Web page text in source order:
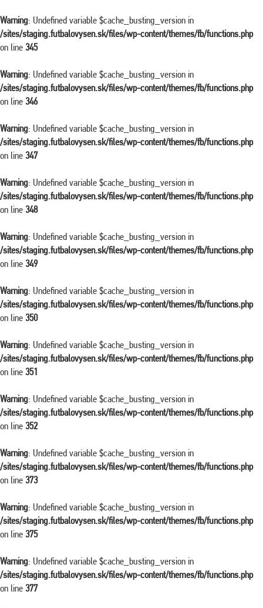
Warning: Undefined variable $cache_busting_version in
/sites/staging.futbalovysen.sk/files/wp-content/themes/fb/functions.php
on line 345
Warning: Undefined variable $cache_busting_version in
/sites/staging.futbalovysen.sk/files/wp-content/themes/fb/functions.php
on line 346
Warning: Undefined variable $cache_busting_version in
/sites/staging.futbalovysen.sk/files/wp-content/themes/fb/functions.php
on line 347
Warning: Undefined variable $cache_busting_version in
/sites/staging.futbalovysen.sk/files/wp-content/themes/fb/functions.php
on line 348
Warning: Undefined variable $cache_busting_version in
/sites/staging.futbalovysen.sk/files/wp-content/themes/fb/functions.php
on line 349
Warning: Undefined variable $cache_busting_version in
/sites/staging.futbalovysen.sk/files/wp-content/themes/fb/functions.php
on line 350
Warning: Undefined variable $cache_busting_version in
/sites/staging.futbalovysen.sk/files/wp-content/themes/fb/functions.php
on line 351
Warning: Undefined variable $cache_busting_version in
/sites/staging.futbalovysen.sk/files/wp-content/themes/fb/functions.php
on line 352
Warning: Undefined variable $cache_busting_version in
/sites/staging.futbalovysen.sk/files/wp-content/themes/fb/functions.php
on line 373
Warning: Undefined variable $cache_busting_version in
/sites/staging.futbalovysen.sk/files/wp-content/themes/fb/functions.php
on line 375
Warning: Undefined variable $cache_busting_version in
/sites/staging.futbalovysen.sk/files/wp-content/themes/fb/functions.php
on line 377